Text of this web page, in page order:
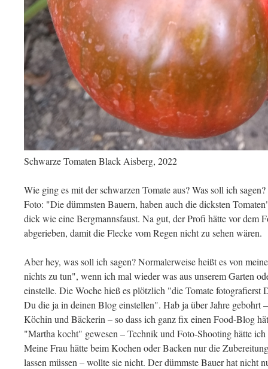
Schwarze Tomaten Black Aisberg, 2022
Wie ging es mit der schwarzen Tomate aus? Was soll ich
Foto: "Die dümmsten Bauern, haben auch die dicksten
dick wie eine Bergmannsfaust. Na gut, der Profi hätte vor dem
abgerieben, damit die Flecke vom Regen nicht zu sehen wären.
Aber hey, was soll ich sagen? Normalerweise heißt es von
nichts zu tun", wenn ich mal wieder was aus unserem Garten
einstelle. Die Woche hieß es plötzlich "die Tomate fotografierst
Du die ja in deinen Blog einstellen". Hab ja über Jahre gebohrt
Köchin und Bäckerin – so dass ich ganz fix einen Food-Blog
"Martha kocht" gewesen – Technik und Foto-Shooting hätte
Meine Frau hätte beim Kochen oder Backen nur die
lassen müssen – wollte sie nicht. Der dümmste Bauer hat nicht